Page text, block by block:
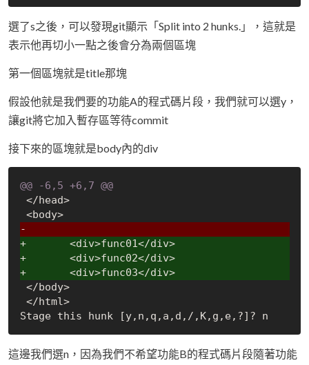
選了s之後，可以發現git顯示「Split into 2 hunks.」，這就是
表示他再切小一點之後會分為兩個區塊
第一個區塊就是title那塊
假設他就是我們要的功能A的程式碼片段，我們就可以選y，
讓git將它加入暫存區等待commit
接下來的區塊就是body內的div
@@ -6,5 +6,7 @@
<body>
-
+	<div>func01</div>
+	<div>func02</div>
+	<div>func03</div>
這邊我們選n，因為我們不希望功能B的程式碼片段隨著功能